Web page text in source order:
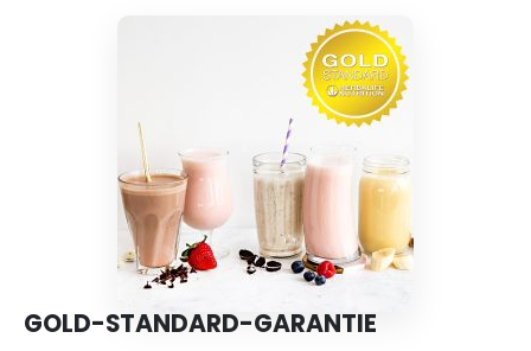
GOLD-STANDARD-GARANTIE